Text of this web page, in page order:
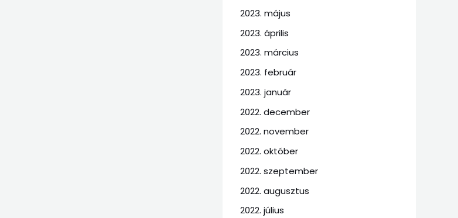
2023. május
2023. április
2023. március
2023. február
2023. január
2022. december
2022. november
2022. október
2022. szeptember
2022. augusztus
2022. július